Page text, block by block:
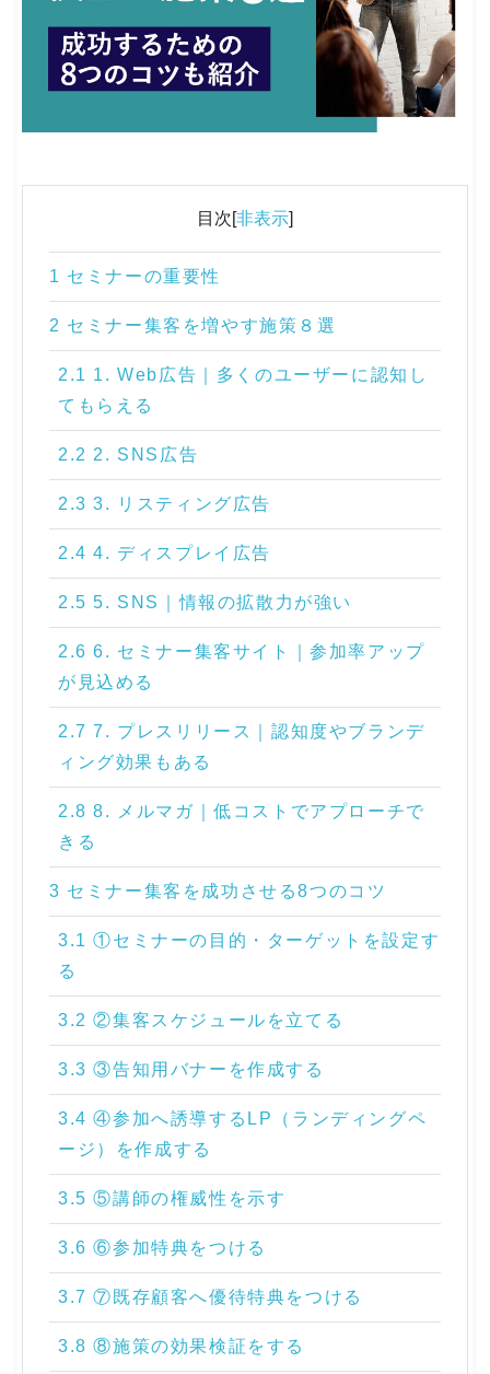
目次[非表示]
1 セミナーの重要性
2 セミナー集客を増やす施策８選
2.1 1. Web広告｜多くのユーザーに認知し
てもらえる
2.2 2. SNS広告
2.3 3. リスティング広告
2.4 4. ディスプレイ広告
2.5 5. SNS｜情報の拡散力が強い
2.6 6. セミナー集客サイト｜参加率アップ
が見込める
2.7 7. プレスリリース｜認知度やブランデ
ィング効果もある
2.8 8. メルマガ｜低コストでアプローチで
きる
3 セミナー集客を成功させる8つのコツ
3.1 ①セミナーの目的・ターゲットを設定す
る
3.2 ②集客スケジュールを立てる
3.3 ③告知用バナーを作成する
3.4 ④参加へ誘導するLP（ランディングペ
ージ）を作成する
3.5 ⑤講師の権威性を示す
3.6 ⑥参加特典をつける
3.7 ⑦既存顧客へ優待特典をつける
3.8 ⑧施策の効果検証をする